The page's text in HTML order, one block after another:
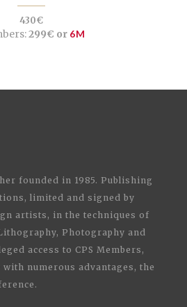
430€
299€ or 6M
founded in 1985. Publishing
limited and signed by
artists, in the techniques of
Photography and
access to CPS Members,
numerous advantages, the